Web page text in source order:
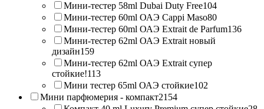
Мини-тестер 58ml Dubai Duty Free104
Мини-тестер 60ml ОАЭ Cappi Maso80
Мини-тестер 60ml ОАЭ Extrait de Parfum136
Мини-тестер 62ml ОАЭ Extrait новый
дизайн159
Мини-тестер 62ml ОАЭ Extrait супер
стойкие!113
Мини тестер 65ml ОАЭ стойкие102
Мини парфюмерия - компакт2154